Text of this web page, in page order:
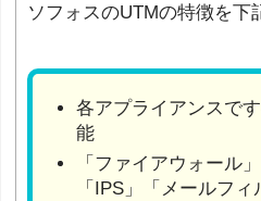
ソフォスのUTMの特徴を下
各アプライアンスで
能
「ファイアウォール
「IPS」「メールフ